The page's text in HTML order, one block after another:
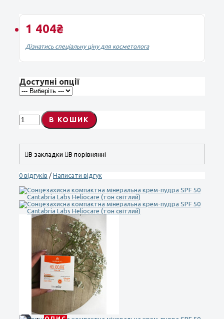
1 404₴
Дізнатись спеціальну ціну для косметолога
Доступні опції
В КОШИК
В закладки В порівнянні
0 відгуків / Написати відгук